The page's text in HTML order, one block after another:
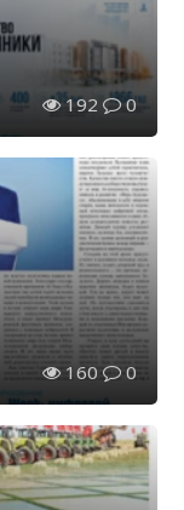
192 0
160 0